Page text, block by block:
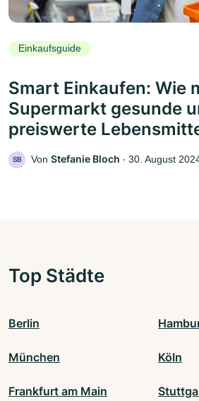
Einkaufsguide
Smart Einkaufen: Wie
Supermarkt gesunde
preiswerte
SB Von Stefanie Bloch ‧ 30. August
Top Städte
Berlin
München Köln
Frankfurt am Main